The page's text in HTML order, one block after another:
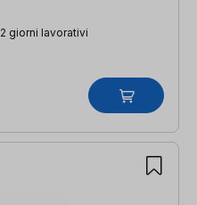
giorni lavorativi